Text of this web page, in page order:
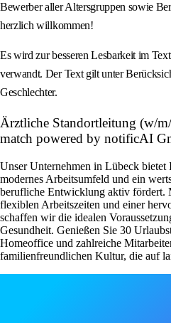
Bewerber aller Altersgruppen sowie
herzlich willkommen!
Es wird zur besseren Lesbarkeit im
verwandt. Der Text gilt unter
Geschlechter.
Ärztliche Standortleitung (w/
match powered by notificAI
Unser Unternehmen in Lübeck bietet
modernes Arbeitsumfeld und ein
berufliche Entwicklung aktiv fördert.
flexiblen Arbeitszeiten und einer
schaffen wir die idealen
Gesundheit. Genießen Sie 30
Homeoffice und zahlreiche
familienfreundlichen Kultur, die auf